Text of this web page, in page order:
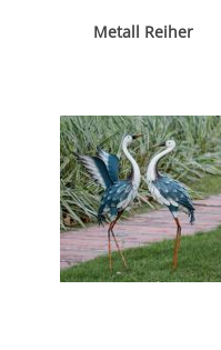
Metall Reiher